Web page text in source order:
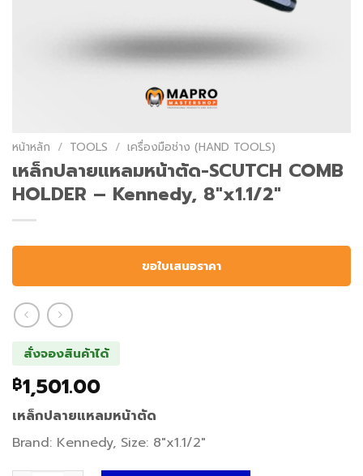
หน้าหลัก / TOOLS / เครื่องมือช่าง (HAND TOOLS)
เหล็กปลายแหลมหน้าตัด-SCUTCH COMB
HOLDER – Kennedy, 8″x1.1/2″
ขอใบเสนอราคา
สั่งจองสินค้าได้
฿1,501.00
เหล็กปลายแหลมหน้าตัด
Brand: Kennedy, Size: 8″x1.1/2″